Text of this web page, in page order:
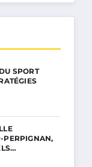
SPORT
PERPIGNAN,